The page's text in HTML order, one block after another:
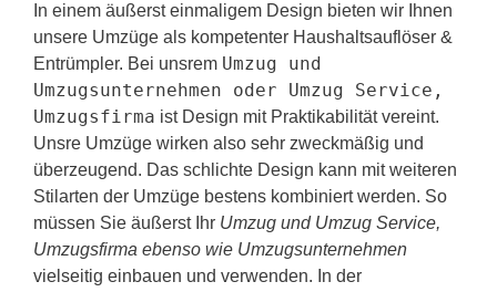
In einem äußerst einmaligem Design bieten wir Ihnen
unsere Umzüge als kompetenter Haushaltsauflöser &
Entrümpler. Bei unsrem Umzug und
Umzugsunternehmen oder Umzug Service,
Umzugsfirma ist Design mit Praktikabilität vereint.
Unsre Umzüge wirken also sehr zweckmäßig und
überzeugend. Das schlichte Design kann mit weiteren
Stilarten der Umzüge bestens kombiniert werden. So
müssen Sie äußerst Ihr Umzug und Umzug Service,
Umzugsfirma ebenso wie Umzugsunternehmen
vielseitig einbauen und verwenden. In der